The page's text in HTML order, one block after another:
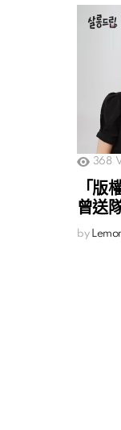
368
「版
曾送
by